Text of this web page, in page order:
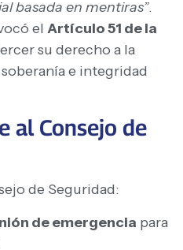
basada en mentiras”.
el Artículo 51 de la
su derecho a la
e integridad
al Consejo de
de Seguridad:
de emergencia para